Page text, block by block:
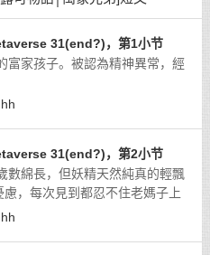
31(end?)，第1小节
富家孩子。被認為精神異常，經
31(end?)，第2小节
數綿長，但妖精天然純真的輕飄
，每次見到都忍不住老媽子上